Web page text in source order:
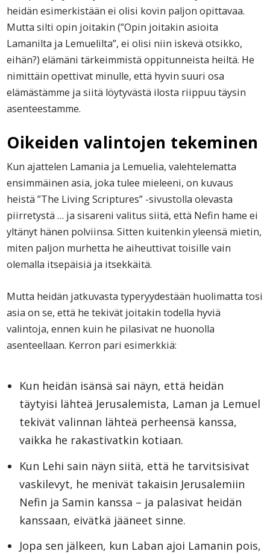
heidän esimerkistään ei olisi kovin paljon opittavaa.
Mutta silti opin joitakin (”Opin joitakin asioita
Lamanilta ja Lemuelilta”, ei olisi niin iskevä otsikko,
eihän?) elämäni tärkeimmistä oppitunneista heiltä. He
nimittäin opettivat minulle, että hyvin suuri osa
elämästämme ja siitä löytyvästä ilosta riippuu täysin
asenteestamme.
Oikeiden valintojen tekeminen
Kun ajattelen Lamania ja Lemuelia, valehtelematta
ensimmäinen asia, joka tulee mieleeni, on kuvaus
heistä ”The Living Scriptures” -sivustolla olevasta
piirretystä … ja sisareni valitus siitä, että Nefin hame ei
yltänyt hänen polviinsa. Sitten kuitenkin yleensä mietin,
miten paljon murhetta he aiheuttivat toisille vain
olemalla itsepäisiä ja itsekkäitä.
Mutta heidän jatkuvasta typeryydestään huolimatta tosi
asia on se, että he tekivät joitakin todella hyviä
valintoja, ennen kuin he pilasivat ne huonolla
asenteellaan. Kerron pari esimerkkiä:
Kun heidän isänsä sai näyn, että heidän
täytyisi lähteä Jerusalemista, Laman ja Lemuel
tekivät valinnan lähteä perheensä kanssa,
vaikka he rakastivatkin kotiaan.
Kun Lehi sain näyn siitä, että he tarvitsisivat
vaskilevyt, he menivät takaisin Jerusalemiin
Nefin ja Samin kanssa – ja palasivat heidän
kanssaan, eivätkä jääneet sinne.
Jopa sen jälkeen, kun Laban ajoi Lamanin pois,